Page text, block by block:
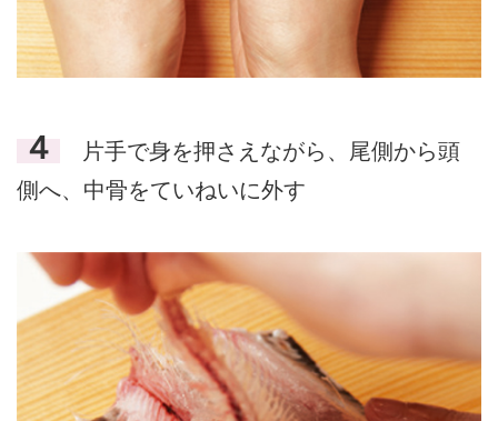
４
片手で身を押さえながら、尾側から頭
側へ、中骨をていねいに外す